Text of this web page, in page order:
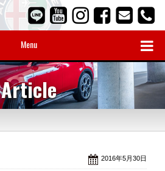
Menu
Article
2016年5月30日